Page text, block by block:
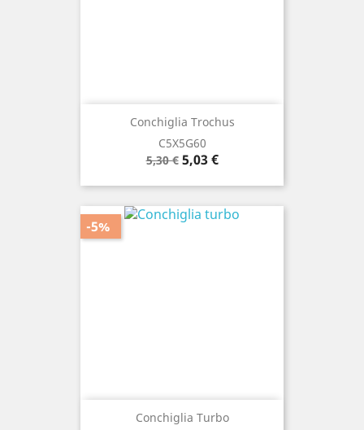
Conchiglia Trochus
C5X5G60
Prezzo
5,30 € Prezzo
5,03 €
Conchiglia Turbo
-5%